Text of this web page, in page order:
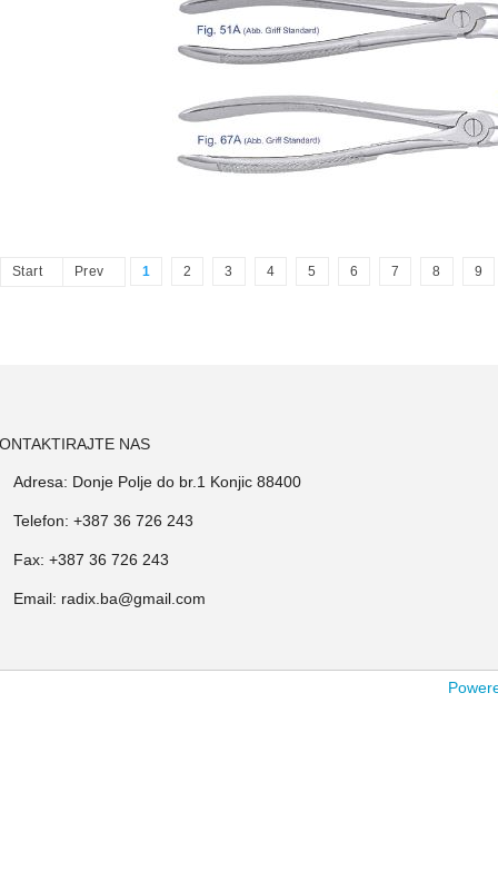
Start Prev 1 2 3 4 5 6 7 8 9
NAS
Adresa: Donje Polje do br.1 Konjic 88400
Telefon: +387 36 726 243
Fax: +387 36 726 243
Email: radix.ba@gmail.com